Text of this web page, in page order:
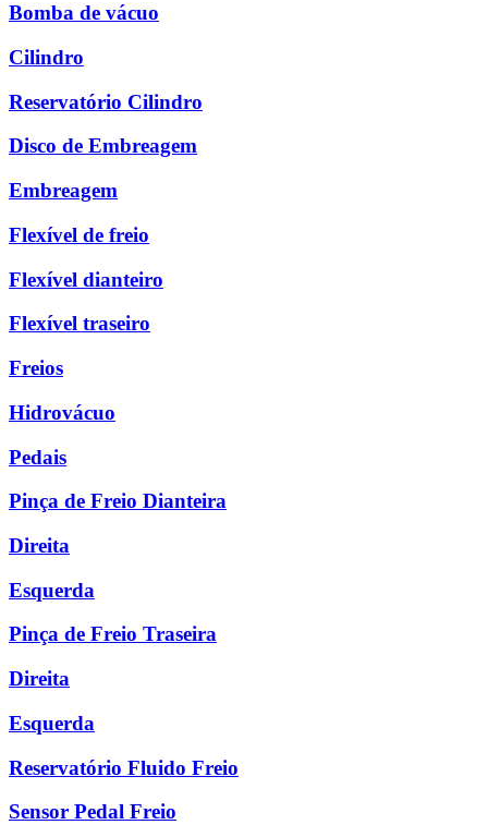
Bomba de vácuo
Cilindro
Reservatório Cilindro
Disco de Embreagem
Embreagem
Flexível de freio
Flexível dianteiro
Flexível traseiro
Freios
Hidrovácuo
Pedais
Pinça de Freio Dianteira
Direita
Esquerda
Pinça de Freio Traseira
Direita
Esquerda
Reservatório Fluido Freio
Sensor Pedal Freio